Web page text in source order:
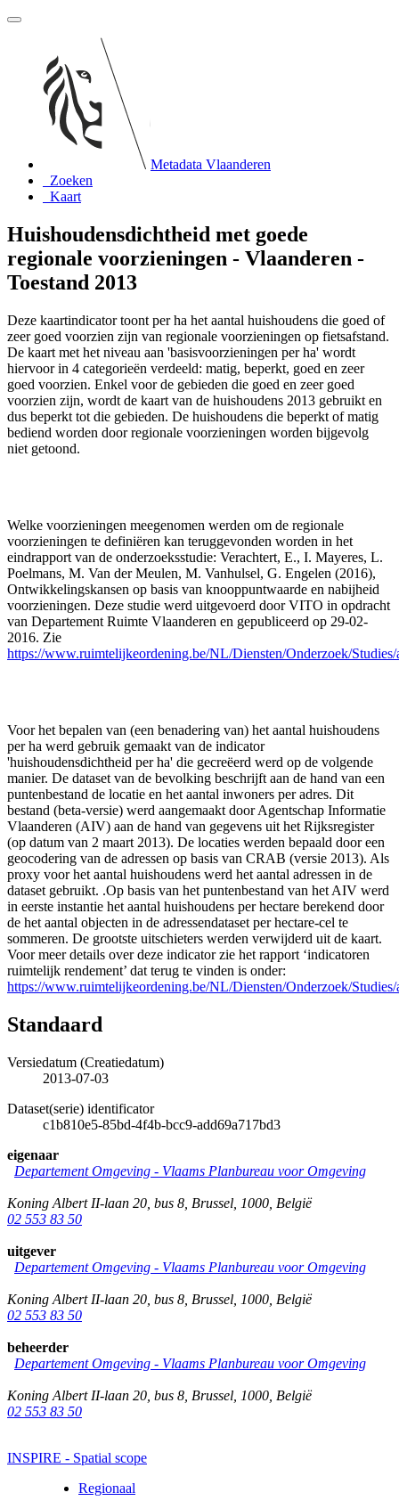
Metadata Vlaanderen
Zoeken
Kaart
Huishoudensdichtheid met goede
regionale voorzieningen - Vlaanderen -
Toestand 2013
Deze kaartindicator toont per ha het aantal huishoudens die goed of
zeer goed voorzien zijn van regionale voorzieningen op fietsafstand.
De kaart met het niveau aan 'basisvoorzieningen per ha' wordt
hiervoor in 4 categorieën verdeeld: matig, beperkt, goed en zeer
goed voorzien. Enkel voor de gebieden die goed en zeer goed
voorzien zijn, wordt de kaart van de huishoudens 2013 gebruikt en
dus beperkt tot die gebieden. De huishoudens die beperkt of matig
bediend worden door regionale voorzieningen worden bijgevolg
niet getoond.
Welke voorzieningen meegenomen werden om de regionale
voorzieningen te definiëren kan teruggevonden worden in het
eindrapport van de onderzoeksstudie: Verachtert, E., I. Mayeres, L.
Poelmans, M. Van der Meulen, M. Vanhulsel, G. Engelen (2016),
Ontwikkelingskansen op basis van knooppuntwaarde en nabijheid
voorzieningen. Deze studie werd uitgevoerd door VITO in opdracht
van Departement Ruimte Vlaanderen en gepubliceerd op 29-02-
2016. Zie
https://www.ruimtelijkeordening.be/NL/Diensten/Onderzoek/
Voor het bepalen van (een benadering van) het aantal huishoudens
per ha werd gebruik gemaakt van de indicator
'huishoudensdichtheid per ha' die gecreëerd werd op de volgende
manier. De dataset van de bevolking beschrijft aan de hand van een
puntenbestand de locatie en het aantal inwoners per adres. Dit
bestand (beta-versie) werd aangemaakt door Agentschap Informatie
Vlaanderen (AIV) aan de hand van gegevens uit het Rijksregister
(op datum van 2 maart 2013). De locaties werden bepaald door een
geocodering van de adressen op basis van CRAB (versie 2013). Als
proxy voor het aantal huishoudens werd het aantal adressen in de
dataset gebruikt. .Op basis van het puntenbestand van het AIV werd
in eerste instantie het aantal huishoudens per hectare berekend door
de het aantal objecten in de adressendataset per hectare-cel te
sommeren. De grootste uitschieters werden verwijderd uit de kaart.
Voor meer details over deze indicator zie het rapport ‘indicatoren
ruimtelijk rendement’ dat terug te vinden is onder:
https://www.ruimtelijkeordening.be/NL/Diensten/Onderzoek/
Standaard
Versiedatum (Creatiedatum)
2013-07-03
Dataset(serie) identificator
c1b810e5-85bd-4f4b-bcc9-add69a717bd3
eigenaar
Departement Omgeving - Vlaams Planbureau voor Omgeving
Koning Albert II-laan 20, bus 8 Brussel 1000 België
02 553 83 50
uitgever
Departement Omgeving - Vlaams Planbureau voor Omgeving
Koning Albert II-laan 20, bus 8 Brussel 1000 België
02 553 83 50
beheerder
Departement Omgeving - Vlaams Planbureau voor Omgeving
Koning Albert II-laan 20, bus 8 Brussel 1000 België
02 553 83 50
INSPIRE - Spatial scope
Regionaal